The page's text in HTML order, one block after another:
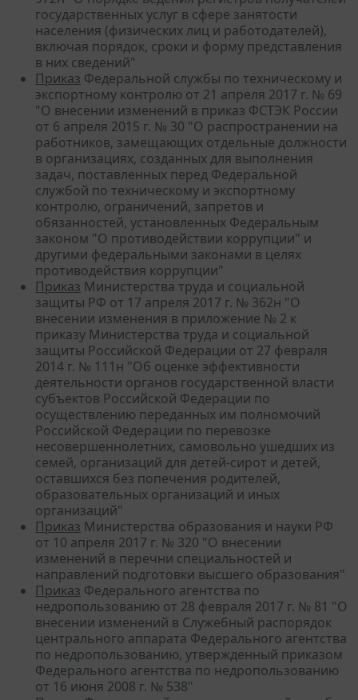
государственных услуг в сфере занятости
населения (физических лиц и работодателей),
включая порядок, сроки и форму представления
в них сведений"
Приказ Федеральной службы по техническому и
экспортному контролю от 21 апреля 2017 г. № 69
"О внесении изменений в приказ ФСТЭК России
от 6 апреля 2015 г. № 30 "О распространении на
работников, замещающих отдельные должности
в организациях, созданных для выполнения
задач, поставленных перед Федеральной
службой по техническому и экспортному
контролю, ограничений, запретов и
обязанностей, установленных Федеральным
законом "О противодействии коррупции" и
другими федеральными законами в целях
противодействия коррупции"
Приказ Министерства труда и социальной
защиты РФ от 17 апреля 2017 г. № 362н "О
внесении изменения в приложение № 2 к
приказу Министерства труда и социальной
защиты Российской Федерации от 27 февраля
2014 г. № 111н "Об оценке эффективности
деятельности органов государственной власти
субъектов Российской Федерации по
осуществлению переданных им полномочий
Российской Федерации по перевозке
несовершеннолетних, самовольно ушедших из
семей, организаций для детей-сирот и детей,
оставшихся без попечения родителей,
образовательных организаций и иных
организаций"
Приказ Министерства образования и науки РФ
от 10 апреля 2017 г. № 320 "О внесении
изменений в перечни специальностей и
направлений подготовки высшего образования"
Приказ Федерального агентства по
недропользованию от 28 февраля 2017 г. № 81 "О
внесении изменений в Служебный распорядок
центрального аппарата Федерального агентства
по недропользованию, утвержденный приказом
Федерального агентства по недропользованию
от 16 июня 2008 г. № 538"